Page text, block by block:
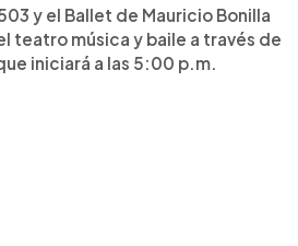
y el Ballet de Mauricio Bonilla
teatro música y baile a través de
iniciará a las 5:00 p.m.